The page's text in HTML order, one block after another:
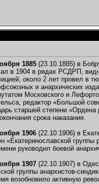
1885 (23.10.1885) в
в 1904 в рядах РСДРП,
около 2 лет провел в
и анархических
Московского и
редактор «Большой
старшей степени «Ордена
срока наказания.
1906 (22.10.1906) в
«Екатеринославской
руководил боевой
1907 (22.10.1907) в
группы анархистов-
возобновило активную